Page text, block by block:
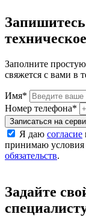
Заполните
свяжется с вами в
Имя*
Номер телефона*
Записаться на
Я даю согласие
принимаю условия
обязательств.
Задайте